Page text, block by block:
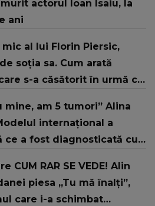
murit actorul Ioan Isaiu, la
ani
al lui Florin Piersic,
soția sa. Cum arată
s-a căsătorit în urmă cu
mine, am 5 tumori” Alina
internațional a
ce a fost diagnosticată cu
CUM RAR SE VEDE! Alin
piesa „Tu mă înalți”,
care i-a schimbat